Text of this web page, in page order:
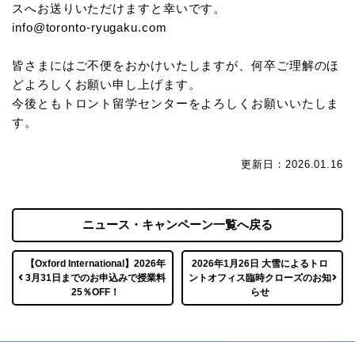
スへお送りいただけますと幸いです。
info@toronto-ryugaku.com
皆さまにはご不便をおかけいたしますが、何卒ご理解のほ
どよろしくお願い申し上げます。
今後ともトロント留学センターをよろしくお願いいたしま
す。
更新日：2026.01.16
【Oxford International】2026年
3月31日までのお申込みで授業料
25％OFF！
ニュース・キャンペーン一覧へ戻る
2026年1月26日 大雪によるトロ
ントオフィス臨時クローズのお知
らせ